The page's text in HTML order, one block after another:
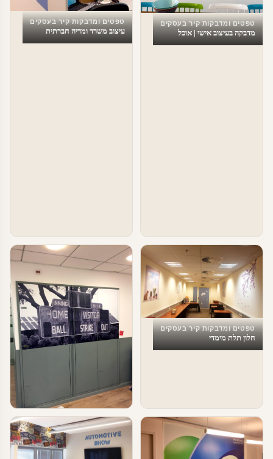
טפטים ומדבקות קיר בעסקים
מדבקה בעיצוב אישי | אוכל
טפטים ומדבקות קיר בעסקים
עיצוב משרד ומדיה חברתית
טפטים ומדבקות קיר בעסקים
חלון תלת מימדי
טפטים ומדבקות קיר בעסקים
טפטים לעסקים